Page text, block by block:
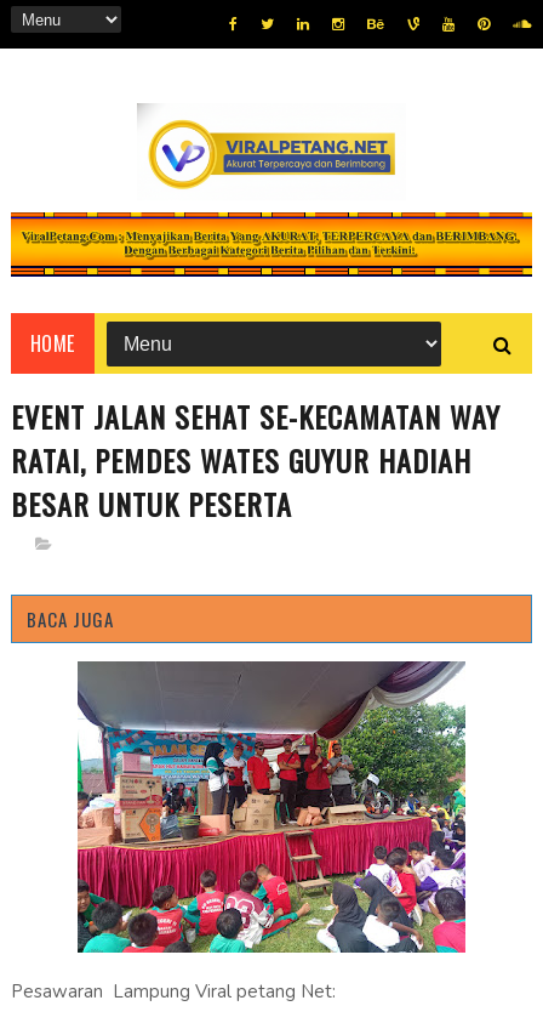
HOME
EVENT JALAN SEHAT SE-KECAMATAN WAY
RATAI, PEMDES WATES GUYUR HADIAH
BESAR UNTUK PESERTA
BACA JUGA
Pesawaran Lampung Viral petang Net: